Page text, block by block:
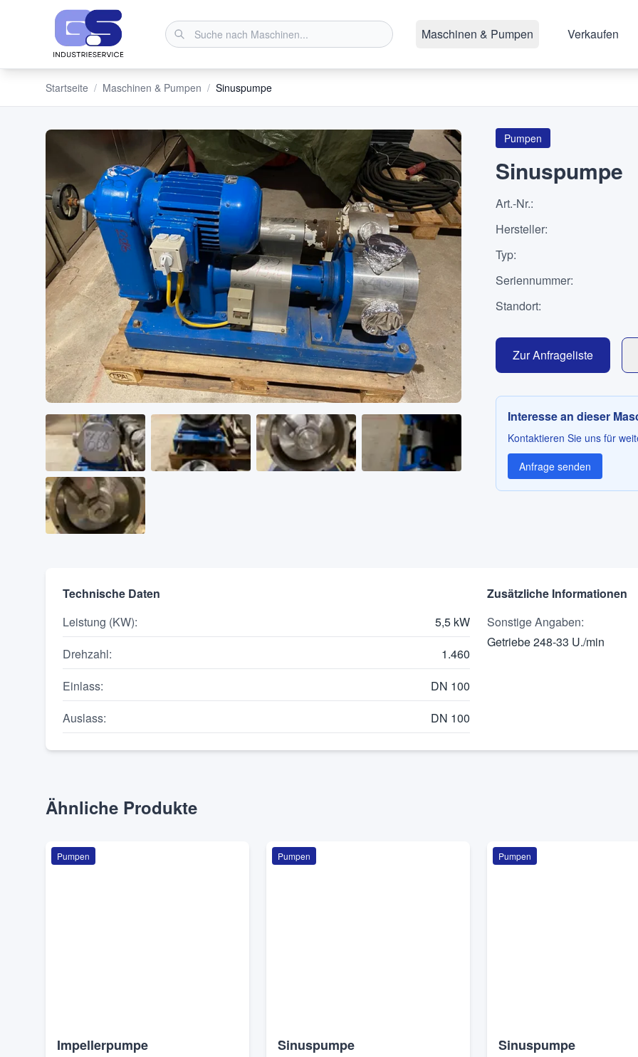
Maschinen & Pumpen Verkaufen
Startseite / Maschinen & Pumpen / Sinuspumpe
Pumpen
Sinuspumpe
Art.-Nr.:
Hersteller:
Typ:
Seriennummer:
Standort:
Zur Anfrageliste
Interesse an dieser
Kontaktieren Sie uns für
Anfrage senden
Technische Daten
Leistung (KW):
5,5 kW
Drehzahl:
1.460
Einlass:
DN 100
Auslass: DN 100
Zusätzliche Informationen
Sonstige Angaben:
Getriebe 248-33 U./min
Ähnliche Produkte
Pumpen
Impellerpumpe
Pumpen
Sinuspumpe
Pumpen
Sinuspumpe